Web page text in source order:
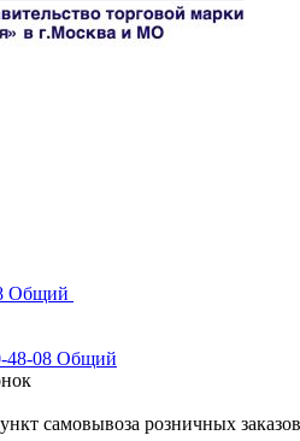
Общий
48-08 Общий
самовывоза розничных